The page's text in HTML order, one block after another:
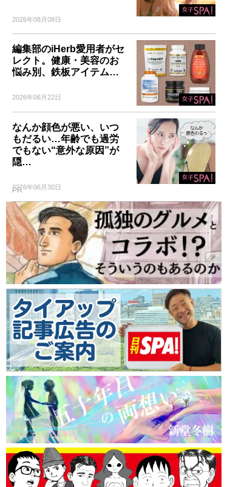
2026年08月08日
編集部のiHerb愛用者がセ
レクト。健康・美容のお
悩み別、鉄板アイテム…
2026年06月22日
なんか顔色が悪い、いつ
もだるい…年齢でも過労
でもない“意外な原因”が
隠…
2026年06月30日
PR